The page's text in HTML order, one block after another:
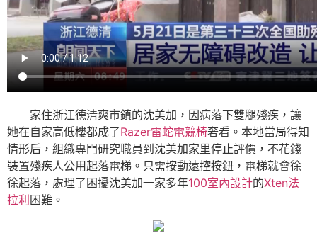
家住浙江德清爽市鎮的沈美加，因病落下雙腿殘疾，讓
她在自家高低樓都成了Razer雷蛇電競椅奢看。本地當局得知
情形后，組織專門研究職員到沈美加家里停止評價，不花錢
裝置殘疾人公用起落電梯。只需按動遠控按鈕，電梯就會徐
徐起落，處理了困擾沈美加一家多年100室內設計的Xten法
拉利 困難。